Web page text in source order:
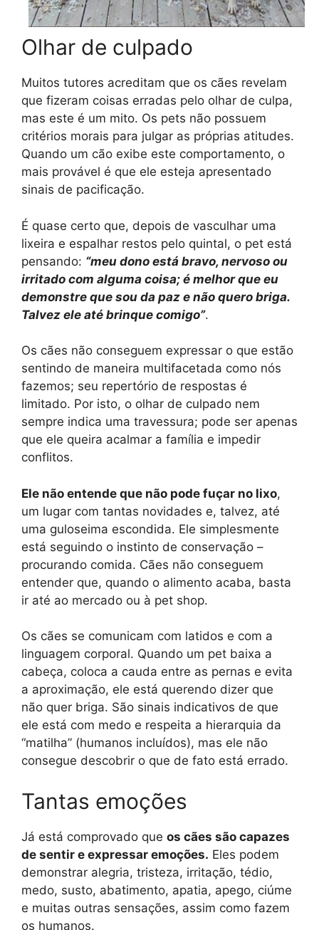
Olhar de culpado
Muitos tutores acreditam que os cães revelam
que fizeram coisas erradas pelo olhar de culpa,
mas este é um mito. Os pets não possuem
critérios morais para julgar as próprias atitudes.
Quando um cão exibe este comportamento, o
mais provável é que ele esteja apresentado
sinais de pacificação.
É quase certo que, depois de vasculhar uma
lixeira e espalhar restos pelo quintal, o pet está
pensando: “meu dono está bravo, nervoso ou
irritado com alguma coisa; é melhor que eu
demonstre que sou da paz e não quero briga.
Talvez ele até brinque comigo”.
Os cães não conseguem expressar o que estão
sentindo de maneira multifacetada como nós
fazemos; seu repertório de respostas é
limitado. Por isto, o olhar de culpado nem
sempre indica uma travessura; pode ser apenas
que ele queira acalmar a família e impedir
conflitos.
Ele não entende que não pode fuçar no lixo,
um lugar com tantas novidades e, talvez, até
uma guloseima escondida. Ele simplesmente
está seguindo o instinto de conservação –
procurando comida. Cães não conseguem
entender que, quando o alimento acaba, basta
ir até ao mercado ou à pet shop.
Os cães se comunicam com latidos e com a
linguagem corporal. Quando um pet baixa a
cabeça, coloca a cauda entre as pernas e evita
a aproximação, ele está querendo dizer que
não quer briga. São sinais indicativos de que
ele está com medo e respeita a hierarquia da
“matilha” (humanos incluídos), mas ele não
consegue descobrir o que de fato está errado.
Tantas emoções
Já está comprovado que os cães são capazes
de sentir e expressar emoções. Eles podem
demonstrar alegria, tristeza, irritação, tédio,
medo, susto, abatimento, apatia, apego, ciúme
e muitas outras sensações, assim como fazem
os humanos.